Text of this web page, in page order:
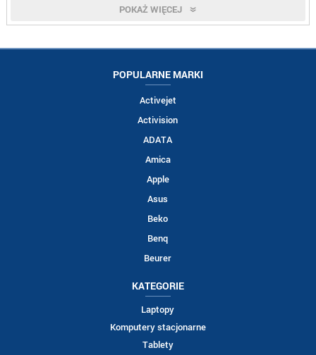
POKAŻ WIĘCEJ
POPULARNE MARKI
Activejet
Activision
ADATA
Amica
Apple
Asus
Beko
Benq
Beurer
KATEGORIE
Laptopy
Komputery stacjonarne
Tablety